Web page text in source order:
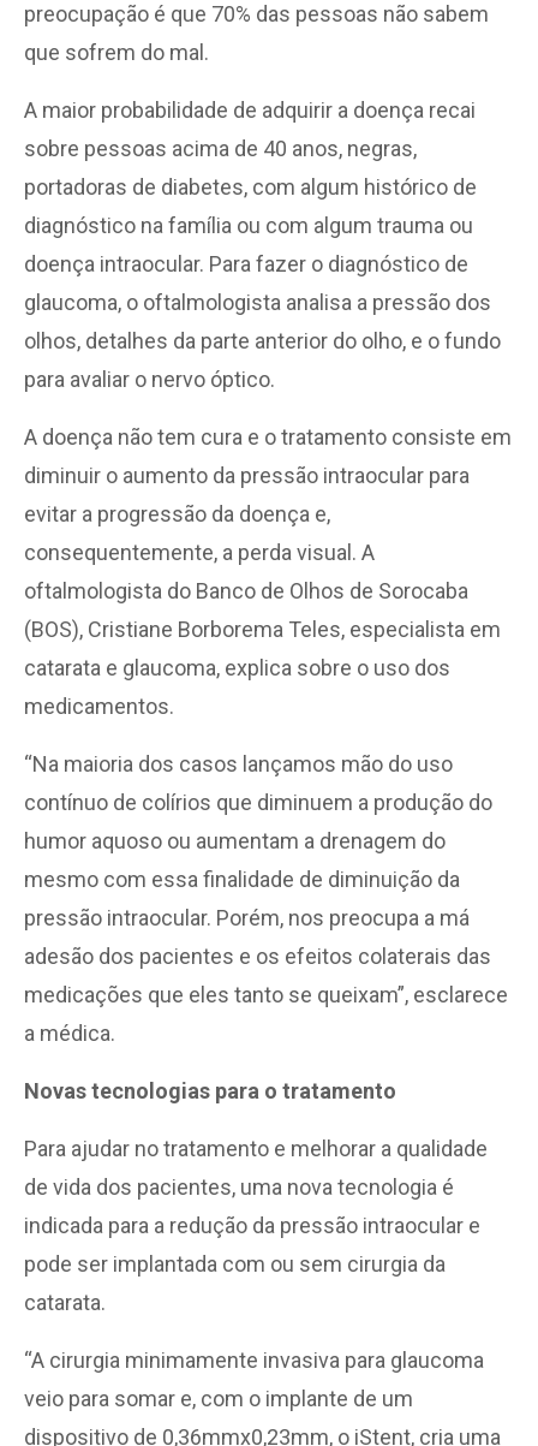
preocupação é que 70% das pessoas não sabem
que sofrem do mal.
A maior probabilidade de adquirir a doença recai
sobre pessoas acima de 40 anos, negras,
portadoras de diabetes, com algum histórico de
diagnóstico na família ou com algum trauma ou
doença intraocular. Para fazer o diagnóstico de
glaucoma, o oftalmologista analisa a pressão dos
olhos, detalhes da parte anterior do olho, e o fundo
para avaliar o nervo óptico.
A doença não tem cura e o tratamento consiste em
diminuir o aumento da pressão intraocular para
evitar a progressão da doença e,
consequentemente, a perda visual. A
oftalmologista do Banco de Olhos de Sorocaba
(BOS), Cristiane Borborema Teles, especialista em
catarata e glaucoma, explica sobre o uso dos
medicamentos.
“Na maioria dos casos lançamos mão do uso
contínuo de colírios que diminuem a produção do
humor aquoso ou aumentam a drenagem do
mesmo com essa finalidade de diminuição da
pressão intraocular. Porém, nos preocupa a má
adesão dos pacientes e os efeitos colaterais das
medicações que eles tanto se queixam”, esclarece
a médica.
Novas tecnologias para o tratamento
Para ajudar no tratamento e melhorar a qualidade
de vida dos pacientes, uma nova tecnologia é
indicada para a redução da pressão intraocular e
pode ser implantada com ou sem cirurgia da
catarata.
“A cirurgia minimamente invasiva para glaucoma
veio para somar e, com o implante de um
dispositivo de 0,36mmx0,23mm, o iStent, cria uma